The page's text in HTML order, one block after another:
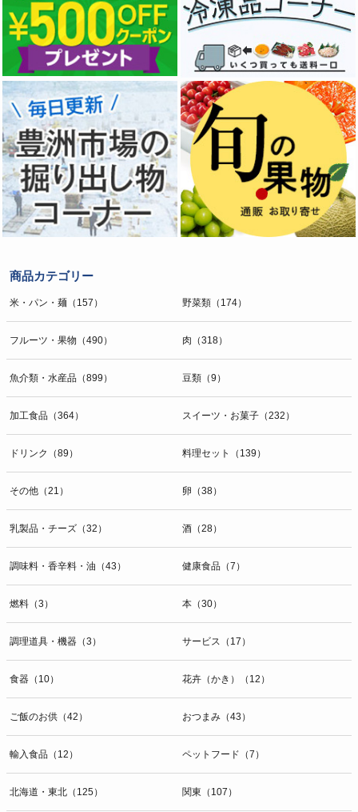
商品カテゴリー
米・パン・麺（157） 野菜類（174）
フルーツ・果物（490） 肉（318）
魚介類・水産品（899） 豆類（9）
加工食品（364） スイーツ・お菓子（232）
ドリンク（89） 料理セット（139）
その他（21） 卵（38）
乳製品・チーズ（32） 酒（28）
調味料・香辛料・油（43） 健康食品（7）
燃料（3） 本（30）
調理道具・機器（3） サービス（17）
食器（10） 花卉（かき）（12）
ご飯のお供（42） おつまみ（43）
輸入食品（12） ペットフード（7）
北海道・東北（125） 関東（107）